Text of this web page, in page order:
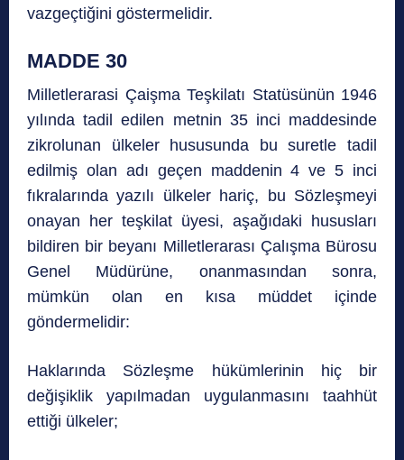
vazgeçtiğini göstermelidir.
MADDE 30
Milletlerarasi Çaişma Teşkilatı Statüsünün 1946
yılında tadil edilen metnin 35 inci maddesinde
zikrolunan ülkeler hususunda bu suretle tadil
edilmiş olan adı geçen maddenin 4 ve 5 inci
fıkralarında yazılı ülkeler hariç, bu Sözleşmeyi
onayan her teşkilat üyesi, aşağıdaki hususları
bildiren bir beyanı Milletlerarası Çalışma Bürosu
Genel Müdürüne, onanmasından sonra,
mümkün olan en kısa müddet içinde
göndermelidir:
Haklarında Sözleşme hükümlerinin hiç bir
değişiklik yapılmadan uygulanmasını taahhüt
ettiği ülkeler;